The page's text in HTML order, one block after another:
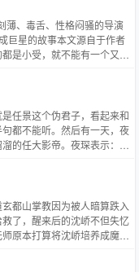
薄、毒舌、性格闷骚的导演
巨星的故事本文源自于作者
是小受，就不能有一个又毒
样，花心又毒舌的导演受跟
耿的卷毛大狗一样，摇着尾
任景这个伪君子，看起来和
都不能听。然后有一天，夜
的任大影帝。夜琛表示：
成后奖励生存点：1。”“友
”夜琛：！！！
都山掌教因为被人暗算跌入
了，醒来后的沈峤不但失忆
原本打算将沈峤培养成魔教